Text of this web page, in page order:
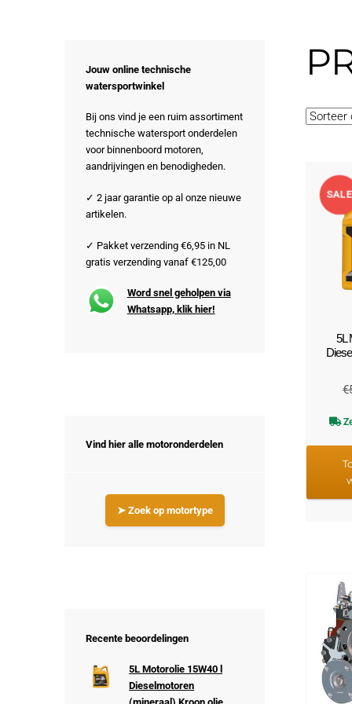
5L
SALE
€
Jouw online technische
watersportwinkel
Bij ons vind je een ruim assortiment
technische watersport onderdelen
voor binnenboord motoren,
aandrijvingen en benodigheden.
✓ 2 jaar garantie op al onze nieuwe
artikelen.
✓ Pakket verzending €6,95 in NL
gratis verzending vanaf €125,00
Word snel geholpen via
Whatsapp, klik hier!
Vind hier alle motoronderdelen
➤ Zoek op motortype
Recente beoordelingen
5L Motorolie 15W40 l
Dieselmotoren